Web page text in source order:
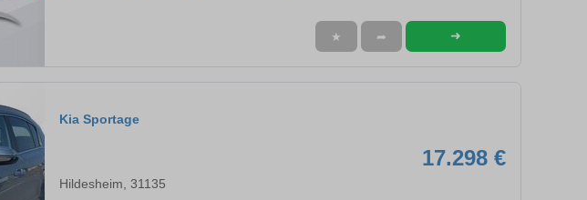
★ ➦ ➜
Kia Sportage
17.298 €
Hildesheim, 31135